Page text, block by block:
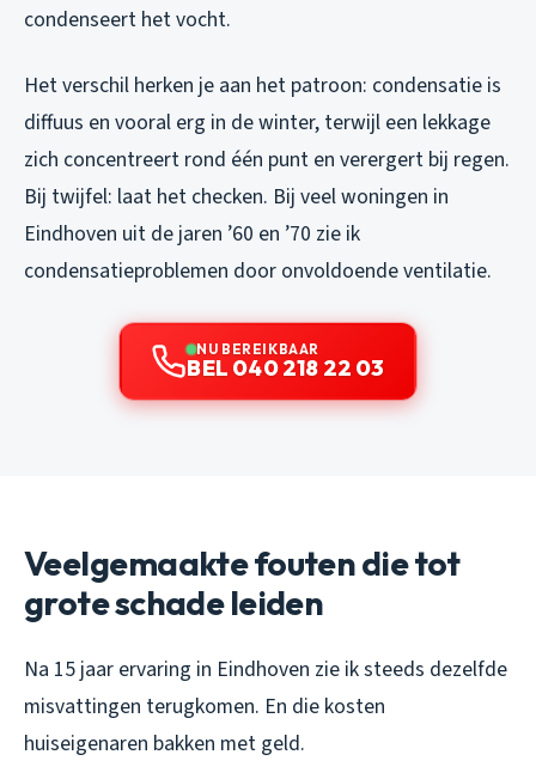
condenseert het vocht.
Het verschil herken je aan het patroon: condensatie is
diffuus en vooral erg in de winter, terwijl een lekkage
zich concentreert rond één punt en verergert bij regen.
Bij twijfel: laat het checken. Bij veel woningen in
Eindhoven uit de jaren ’60 en ’70 zie ik
condensatieproblemen door onvoldoende ventilatie.
NU BEREIKBAAR
BEL 040 218 22 03
Veelgemaakte fouten die tot
grote schade leiden
Na 15 jaar ervaring in Eindhoven zie ik steeds dezelfde
misvattingen terugkomen. En die kosten
huiseigenaren bakken met geld.